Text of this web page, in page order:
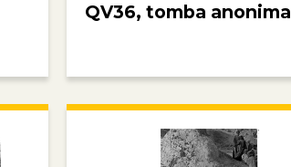
QV36, tomba anonima